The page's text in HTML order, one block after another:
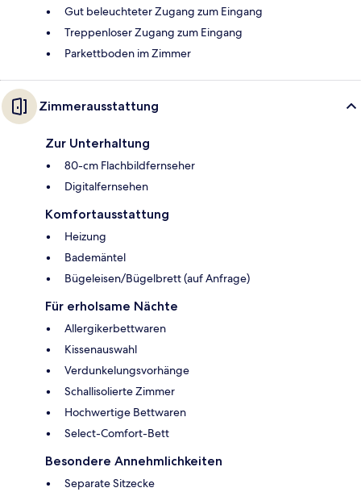
Gut beleuchteter Zugang zum Eingang
Treppenloser Zugang zum Eingang
Parkettboden im Zimmer
Zimmerausstattung
Zur Unterhaltung
80-cm Flachbildfernseher
Digitalfernsehen
Komfortausstattung
Heizung
Bademäntel
Bügeleisen/Bügelbrett (auf Anfrage)
Für erholsame Nächte
Allergikerbettwaren
Kissenauswahl
Verdunkelungsvorhänge
Schallisolierte Zimmer
Hochwertige Bettwaren
Select-Comfort-Bett
Besondere Annehmlichkeiten
Separate Sitzecke